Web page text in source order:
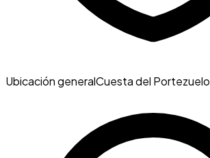
Ubicación generalCuesta del Portezuelo